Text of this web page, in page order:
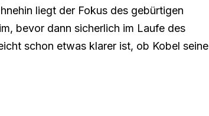
liegt der Fokus des gebürtigen
bevor dann sicherlich im Laufe des
schon etwas klarer ist, ob Kobel seine